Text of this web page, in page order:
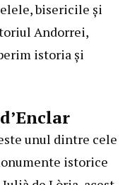
bisericile și
Andorrei,
istoria și
unul dintre cele
istorice